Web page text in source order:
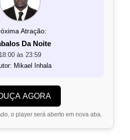
Atração:
Da Noite
18:00 às 23:59
Mikael Inhala
AGORA
o player será aberto em nova aba.